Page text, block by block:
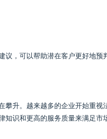
，可以帮助潜在客户更好地预
攀升。越来越多的企业开始重
识和更高的服务质量来满足市